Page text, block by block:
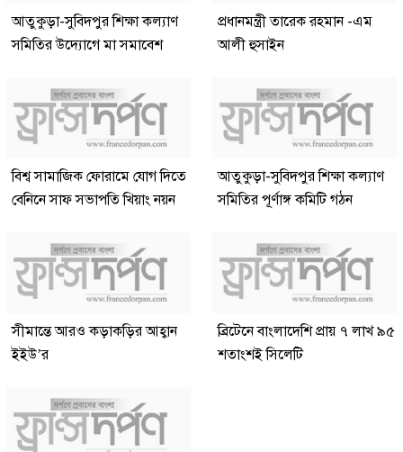
আতুকুড়া-সুবিদপুর শিক্ষা কল্যাণ
সমিতির উদ্যোগে মা সমাবেশ
প্রধানমন্ত্রী তারেক রহমান -এম
আলী হুসাইন
বিশ্ব সামাজিক ফোরামে যোগ দিতে
বেনিনে সাফ সভাপতি খিয়াং নয়ন
আতুকুড়া-সুবিদপুর শিক্ষা কল্যাণ
সমিতির পূর্ণাঙ্গ কমিটি গঠন
সীমান্তে আরও কড়াকড়ির আহ্বান
ইইউ’র
ব্রিটেনে বাংলাদেশি প্রায় ৭ লাখ ৯৫
শতাংশই সিলেটি